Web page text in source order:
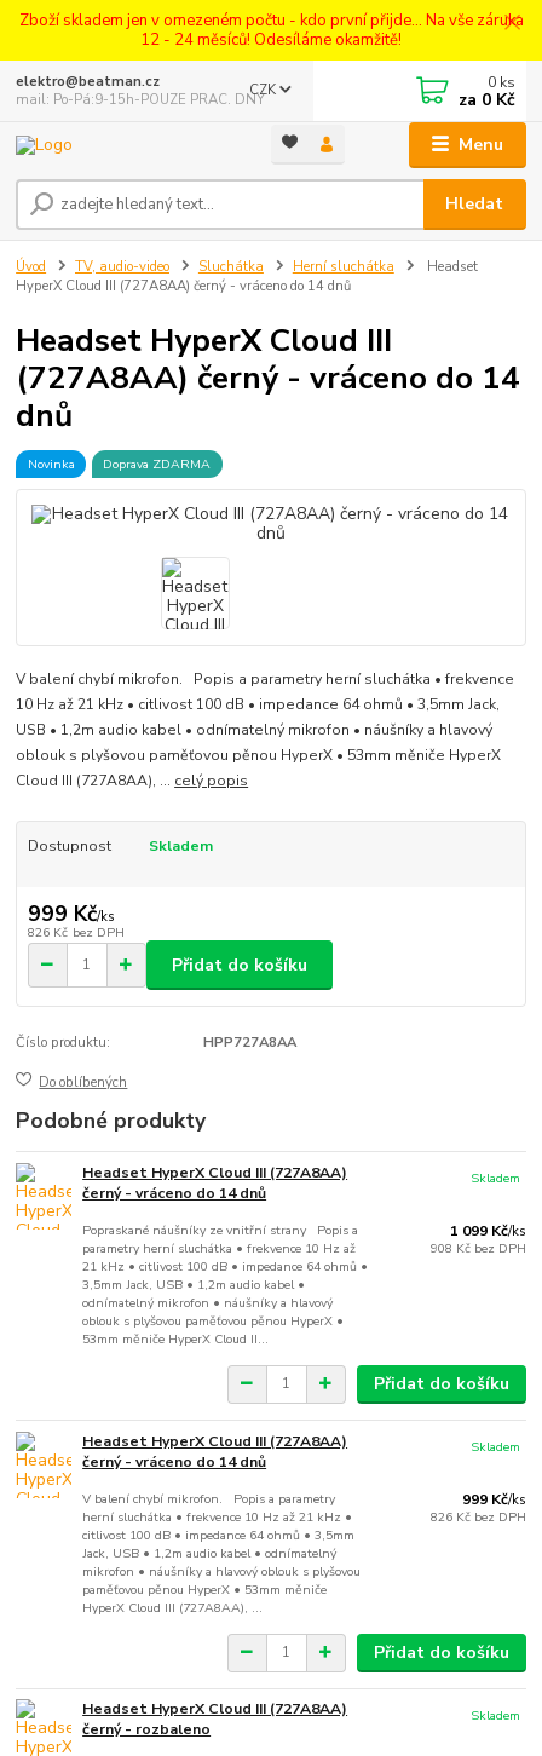
Zboží skladem jen v omezeném počtu - kdo první přijde... Na vše záruka
12 - 24 měsíců! Odesíláme okamžitě!
Menu
CZK
Hledat
elektro@beatman.cz
mail: Po-Pá:9-15h-POUZE PRAC. DNY
0 ks
za 0 Kč
Úvod TV, audio-video Sluchátka Herní sluchátka
Headset
HyperX Cloud III (727A8AA) černý - vráceno do 14 dnů
Headset HyperX Cloud III
(727A8AA) černý - vráceno do 14
dnů
Novinka Doprava ZDARMA
V balení chybí mikrofon. Popis a parametry herní sluchátka • frekvence
10 Hz až 21 kHz • citlivost 100 dB • impedance 64 ohmů • 3,5mm Jack,
USB • 1,2m audio kabel • odnímatelný mikrofon • náušníky a hlavový
oblouk s plyšovou paměťovou pěnou HyperX • 53mm měniče HyperX
Cloud III (727A8AA), ... celý popis
Dostupnost Skladem
999 Kč/ks
826 Kč bez DPH
Přidat do košíku
Číslo produktu: HPP727A8AA
Do oblíbených
Podobné produkty
Headset HyperX Cloud III (727A8AA)
černý - vráceno do 14 dnů
Popraskané náušníky ze vnitřní strany Popis a
parametry herní sluchátka • frekvence 10 Hz až
21 kHz • citlivost 100 dB • impedance 64 ohmů •
3,5mm Jack, USB • 1,2m audio kabel •
odnímatelný mikrofon • náušníky a hlavový
oblouk s plyšovou paměťovou pěnou HyperX •
53mm měniče HyperX Cloud II...
1 099 Kč/ks
908 Kč bez DPH
Skladem
Přidat do košíku
Headset HyperX Cloud III (727A8AA)
černý - vráceno do 14 dnů
V balení chybí mikrofon. Popis a parametry
herní sluchátka • frekvence 10 Hz až 21 kHz •
citlivost 100 dB • impedance 64 ohmů • 3,5mm
Jack, USB • 1,2m audio kabel • odnímatelný
mikrofon • náušníky a hlavový oblouk s plyšovou
paměťovou pěnou HyperX • 53mm měniče
HyperX Cloud III (727A8AA), ...
999 Kč/ks
826 Kč bez DPH
Skladem
Přidat do košíku
Headset HyperX Cloud III (727A8AA)
černý - rozbaleno
Skladem